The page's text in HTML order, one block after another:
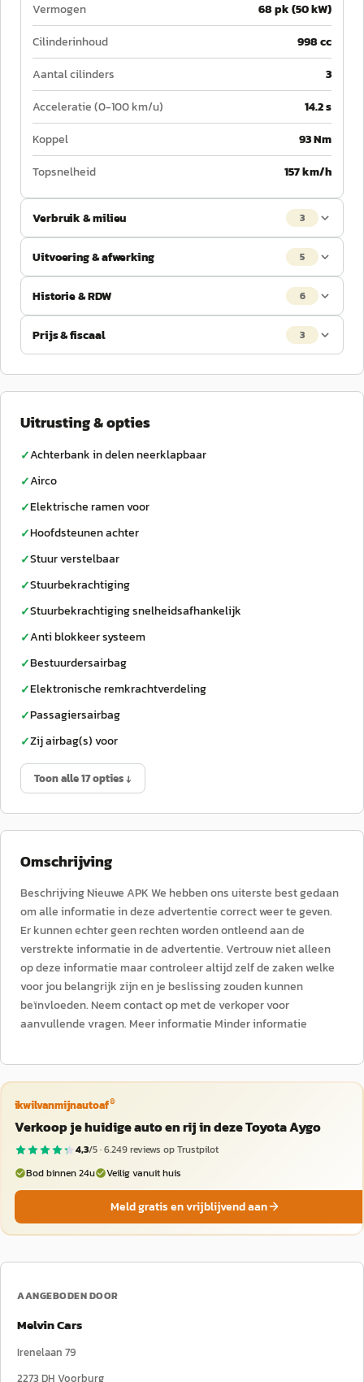
Vermogen
68 pk (50 kW)
Cilinderinhoud
998 cc
Aantal cilinders
3
Acceleratie (0-100 km/u)
14.2 s
Koppel
93 Nm
Topsnelheid
157 km/h
Verbruik & milieu 3
Uitvoering & afwerking 5
Historie & RDW 6
Prijs & fiscaal 3
Uitrusting & opties
✓Achterbank in delen neerklapbaar
✓Airco
✓Elektrische ramen voor
✓Hoofdsteunen achter
✓Stuur verstelbaar
✓Stuurbekrachtiging
✓Stuurbekrachtiging snelheidsafhankelijk
✓Anti blokkeer systeem
✓Bestuurdersairbag
✓Elektronische remkrachtverdeling
✓Passagiersairbag
✓Zij airbag(s) voor
Toon alle 17 opties ↓
Omschrijving
Beschrijving Nieuwe APK We hebben ons uiterste best gedaan
om alle informatie in deze advertentie correct weer te geven.
Er kunnen echter geen rechten worden ontleend aan de
verstrekte informatie in de advertentie. Vertrouw niet alleen
op deze informatie maar controleer altijd zelf de zaken welke
voor jou belangrijk zijn en je beslissing zouden kunnen
beïnvloeden. Neem contact op met de verkoper voor
aanvullende vragen. Meer informatie Minder informatie
ikwilvanmijnautoaf®
Verkoop je huidige auto en rij in deze Toyota Aygo
4,3/5 ·6.249reviews op Trustpilot
Bod binnen 24u
Veilig vanuit huis
Meld gratis en vrijblijvend aan
AANGEBODEN DOOR
Melvin Cars
Irenelaan 79
2273 DH Voorburg